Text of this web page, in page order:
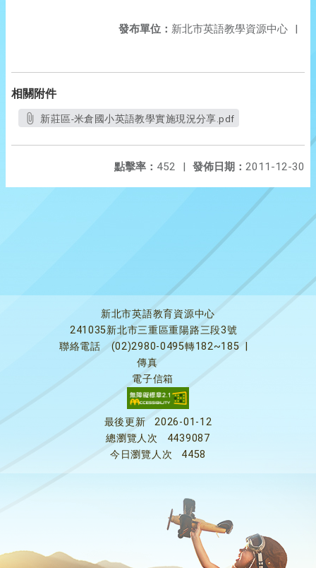
發布單位： 新北市英語教學資源中心 |
相關附件
新莊區-米倉國小英語教學實施現況分享.pdf
發佈日期： 2011-12-30
點擊率： 452 |
新北市英語教育資源中心
241035新北市三重區重陽路三段3號
聯絡電話
(02)2980-0495轉182~185
傳真
電子信箱
最後更新
2026-01-12
總瀏覽人次
4439087
今日瀏覽人次
4458